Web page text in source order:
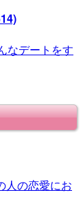
なデートをす
人の恋愛にお